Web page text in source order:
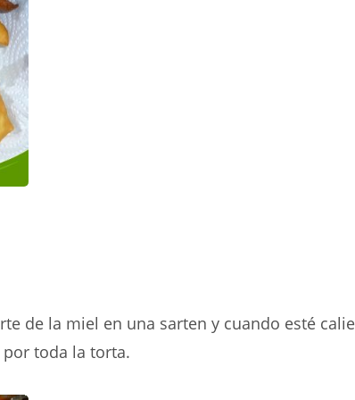
de la miel en una sarten y cuando esté
toda la torta.